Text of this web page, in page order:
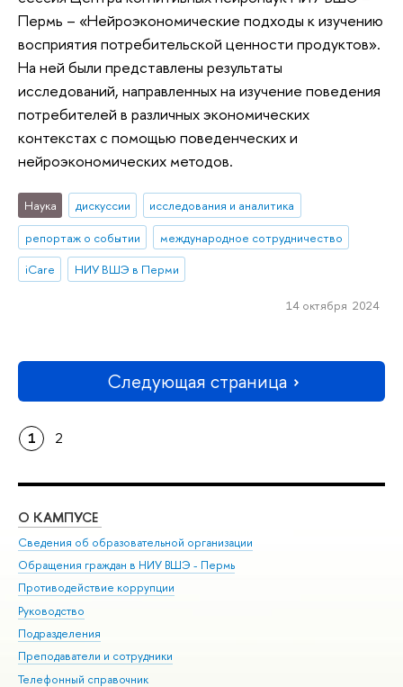
Пермь – «Нейроэкономические подходы к изучению
восприятия потребительской ценности продуктов».
На ней были представлены результаты
исследований, направленных на изучение поведения
потребителей в различных экономических
контекстах с помощью поведенческих и
нейроэкономических методов.
Наука дискуссии
исследования и аналитика
репортаж о событии
международное сотрудничество
iCare
НИУ ВШЭ в Перми
14 октября 2024
Следующая страница
1 2
О КАМПУСЕ
Сведения об образовательной организации
Обращения граждан в НИУ ВШЭ - Пермь
Противодействие коррупции
Руководство
Подразделения
Преподаватели и сотрудники
Телефонный справочник